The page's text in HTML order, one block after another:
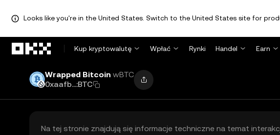
Looks like you're in the United States. Switch to the United States site for
Kup kryptowalutę
Wpłać Rynki Handel Earn
Wrapped Bitcoin wBTC
0xaafb...:BTC
Na tej stronie znajdują się informacje techniczne na temat